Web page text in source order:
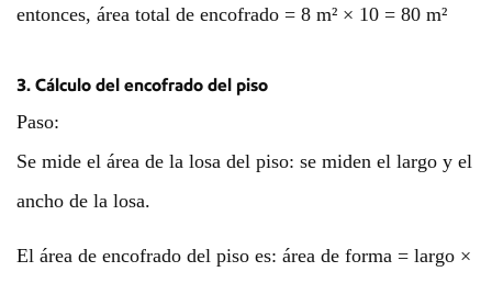
entonces, área total de encofrado = 8 m² × 10 = 80 m²
3. Cálculo del encofrado del piso
Paso:
Se mide el área de la losa del piso: se miden el largo y el
ancho de la losa.
El área de encofrado del piso es: área de forma = largo ×